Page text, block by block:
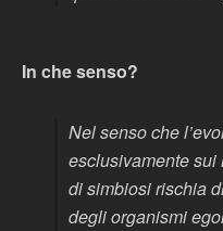
In che senso?
Nel senso che
esclusivamente
di simbiosi rischia
degli organismi